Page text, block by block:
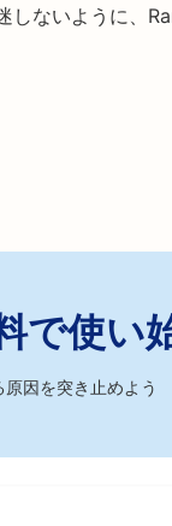
しないように、
使い
因を突き止めよう